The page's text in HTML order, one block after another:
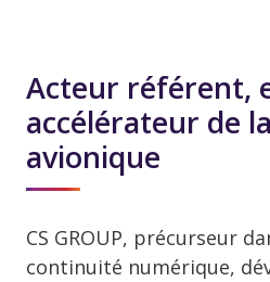
Acteur référent,
accélérateur de
avionique
CS GROUP, précurseur
continuité numérique,